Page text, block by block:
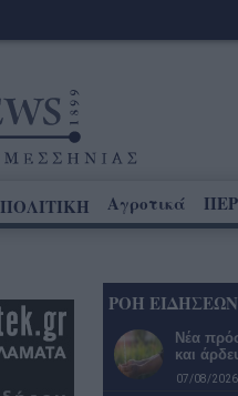
ΠΟΛΙΤΙΚΗ Αγροτικά
ΡΟΗ ΕΙΔΗΣΕΩΝ
Νέα
και
07/08/2026